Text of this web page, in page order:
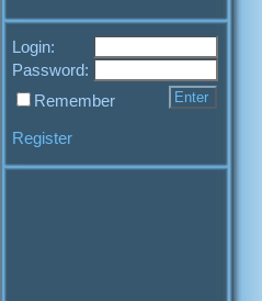
Login:
Password:
Remember
Register